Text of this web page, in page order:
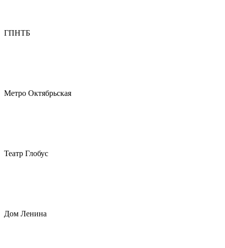
ГПНТБ
Метро Октябрьская
Театр Глобус
Дом Ленина